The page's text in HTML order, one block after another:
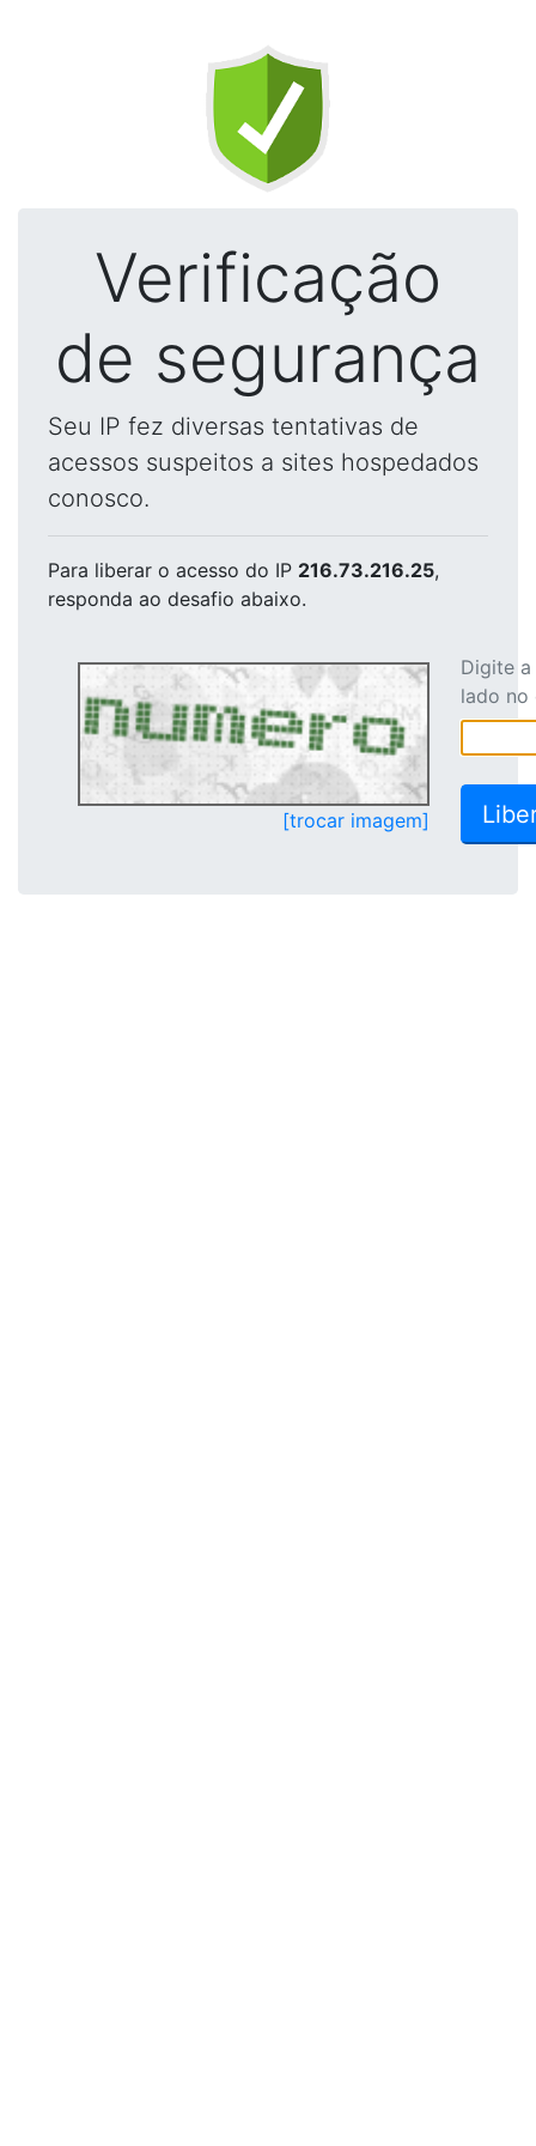
Verificação
de segurança
Seu IP fez diversas tentativas de
acessos suspeitos a sites hospedados
conosco.
Para liberar o acesso do IP 216.73.216.25,
responda ao desafio abaixo.
[trocar imagem]
Digite
lado no